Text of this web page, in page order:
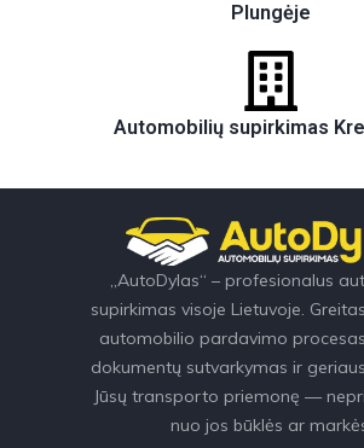
Plungėje
Automobilių supirkimas
„AutoDylas“ – profesionalus
supirkimas visoje Lietuvoje.
automobilio pardavimo
dokumentų sutvarkymas ir
Jūsų transporto priemonę —
nuo jos būklės ar